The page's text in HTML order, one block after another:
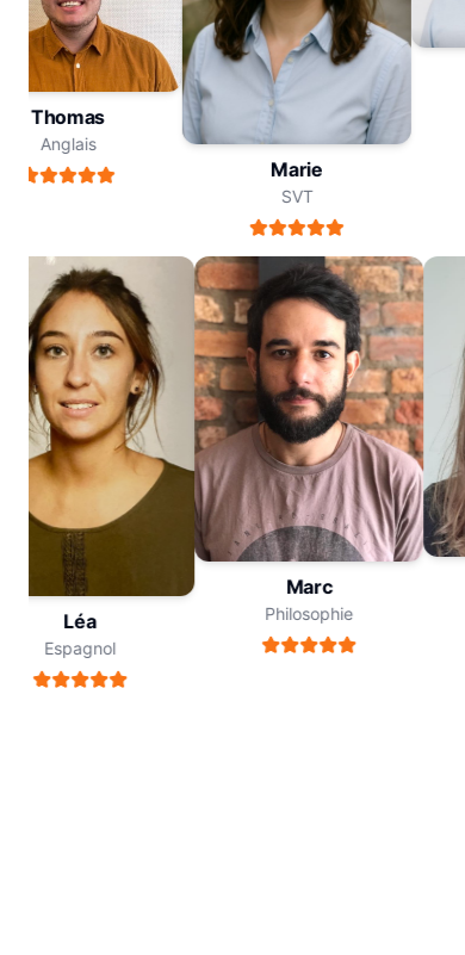
Thomas
Anglais
Marie
SVT
Léa
Espagnol
Marc
Philosophie